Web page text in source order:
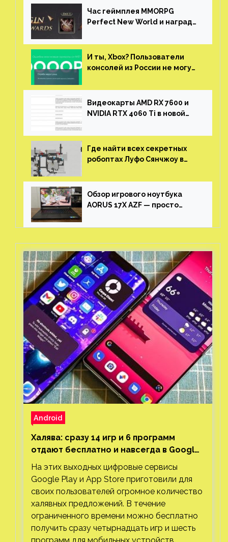
Час геймплея MMORPG
Perfect New World и награды
И ты, Xbox? Пользователи
консолей из России не могут
Видеокарты AMD RX 7600 и
NVIDIA RTX 4060 Ti в новой
Где найти всех секретных
робоптах Луфо Сянчжоу в
Обзор игрового ноутбука
AORUS 17X AZF — просто
Android
Халява: сразу 14 игр и 6 программ
отдают бесплатно и навсегда в Google
Play и App Store. Есть проект с 1 млн
загрузок
На этих выходных цифровые сервисы
Google Play и App Store приготовили для
своих пользователей огромное количество
халявных предложений. В течение
ограниченного времени можно бесплатно
получить сразу четырнадцать игр и шесть